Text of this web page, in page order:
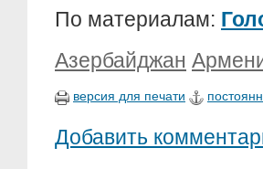
По материалам:
Азербайджан
версия для печати
Добавить